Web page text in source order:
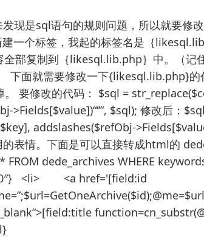
现是sql语句的规则问题，所以就要修
一个标签，我起的标签名是｛
部复制到｛likesql.lib.php｝中。（记
面就需要修改一下{likesql.lib.php}的
。 要修改的代码： $sql =
>Fields[$value])“‘’”, $sql); 修改后：
addslashes($refObj-
表情。下面是可以直接转成html的
dede_archives WHERE
<li> <a href='[field:id